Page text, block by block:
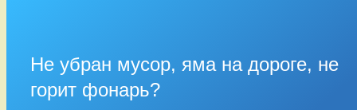
Не убран мусор, яма на дороге, не
горит фонарь?